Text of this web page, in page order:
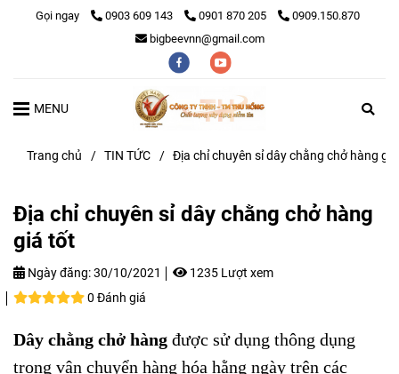
Gọi ngay 0903 609 143 0901 870 205
0909.150.870
bigbeevnn@gmail.com
MENU
Trang chủ / TIN TỨC / Địa chỉ chuyên sỉ dây chằng chở hàng
Địa chỉ chuyên sỉ dây chằng chở hàng
giá tốt
Ngày đăng:30/10/2021
1235 Lượt xem
0 Đánh giá
Dây chằng chở hàng được sử dụng thông dụng
trong vận chuyển hàng hóa hằng ngày trên các